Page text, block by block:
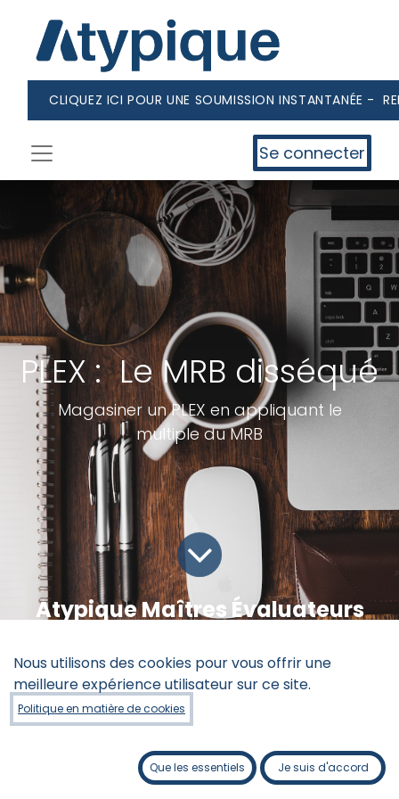
CLIQUEZ ICI POUR UNE SOUMISSION INSTANTANÉE -
Se connecter
PLEX : Le MRB disséqué
Magasiner un PLEX en appliquant le
multiple du MRB
PLEX : Le MRB disséqué
Atypique Maîtres Évaluateurs
Nous utilisons des cookies pour vous offrir une
meilleure expérience utilisateur sur ce site.
Politique en matière de cookies
Que les essentiels Je suis d'accord